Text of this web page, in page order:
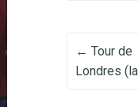
← Tour de
Londres